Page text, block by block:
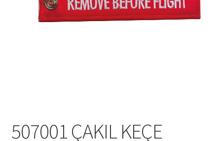
Mesafeli Satış Sözleşmesi
507001 ÇAKIL KEÇE